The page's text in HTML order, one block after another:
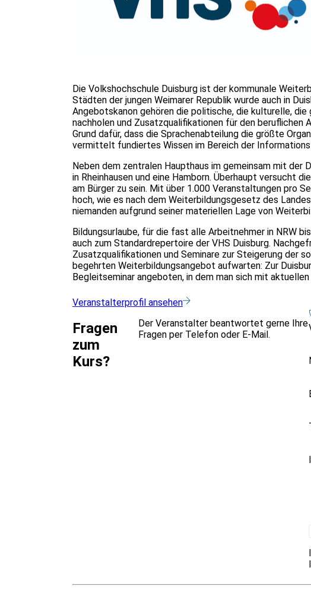
Die Volkshochschule Duisburg ist der kommunale
Städten der jungen Weimarer Republik wurde auch in
Angebotskanon gehören die politische, die kulturelle, die
nachholen und Zusatzqualifikationen für den beruflichen
Grund dafür, dass die Sprachenabteilung die größte
vermittelt fundiertes Wissen im Bereich der
Neben dem zentralen Haupthaus im gemeinsam mit
in Rheinhausen und eine Hamborn. Überhaupt versucht
am Bürger zu sein. Mit über 1.000 Veranstaltungen pro
hoch, wie es nach dem Weiterbildungsgesetz des
niemanden aufgrund seiner materiellen Lage von
Bildungsurlaube, für die fast alle Arbeitnehmer in NRW
auch zum Standardrepertoire der VHS Duisburg.
Zusatzqualifikationen und Seminare zur Steigerung der
begehrten Weiterbildungsangebot aufwarten: Zur
Begleitseminar angeboten, in dem man sich mit
Veranstalterprofil ansehen
Fragen
zum
Kurs?
Der Veranstalter beantwortet gerne Ihre
Fragen per Telefon oder E-Mail.